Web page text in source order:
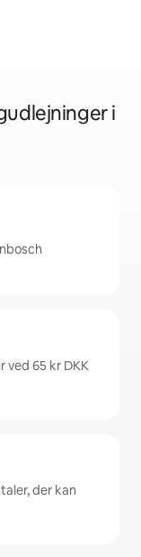
i
ved 65 kr DKK
der kan